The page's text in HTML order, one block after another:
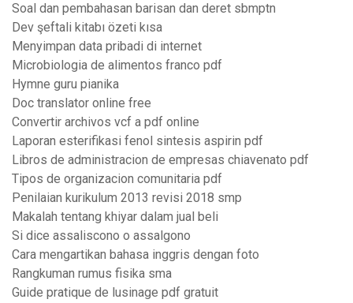
Soal dan pembahasan barisan dan deret sbmptn
Dev şeftali kitabı özeti kısa
Menyimpan data pribadi di internet
Microbiologia de alimentos franco pdf
Hymne guru pianika
Doc translator online free
Convertir archivos vcf a pdf online
Laporan esterifikasi fenol sintesis aspirin pdf
Libros de administracion de empresas chiavenato pdf
Tipos de organizacion comunitaria pdf
Penilaian kurikulum 2013 revisi 2018 smp
Makalah tentang khiyar dalam jual beli
Si dice assaliscono o assalgono
Cara mengartikan bahasa inggris dengan foto
Rangkuman rumus fisika sma
Guide pratique de lusinage pdf gratuit